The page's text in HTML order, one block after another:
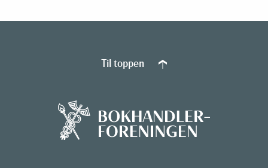
Til toppen